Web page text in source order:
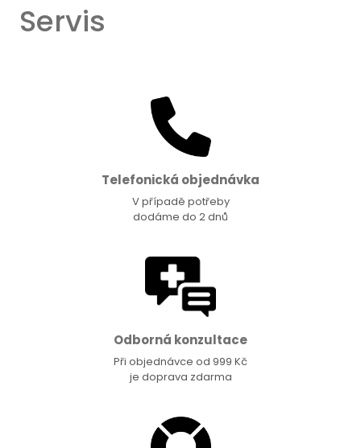
Servis
Telefonická objednávka
V případě potřeby
dodáme do 2 dnů
Odborná konzultace
Při objednávce od 999 Kč
je doprava zdarma